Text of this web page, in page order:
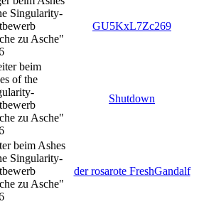
Singularity-
zu Asche"
GU5KxL7Zc269
beim
of the
zu Asche"
Shutdown
beim Ashes
Singularity-
zu Asche"
der rosarote FreshGandalf